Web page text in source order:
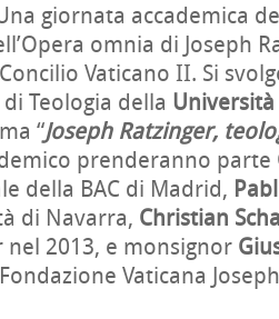
giornata accademica
omnia di Joseph
Vaticano II. Si
Teologia della
“Joseph Ratzinger,
prenderanno parte
della BAC di Madrid,
di Navarra, Christian
nel 2013, e monsignor
Vaticana